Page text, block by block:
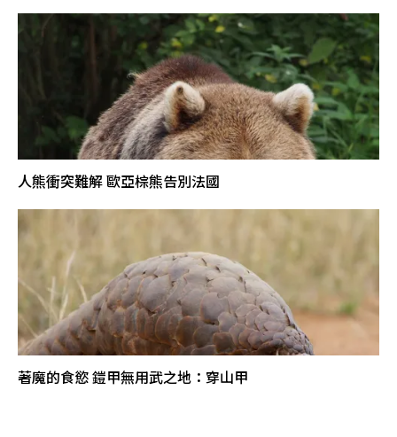
人熊衝突難解 歐亞棕熊告別法國
著魔的食慾 鎧甲無用武之地：穿山甲